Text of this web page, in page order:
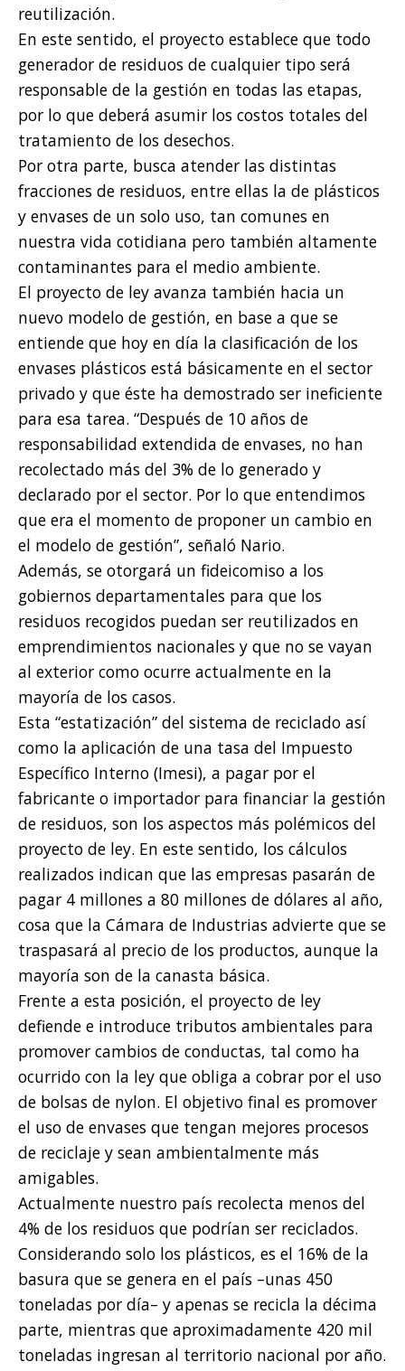
reutilización.
En este sentido, el proyecto establece que todo
generador de residuos de cualquier tipo será
responsable de la gestión en todas las etapas,
por lo que deberá asumir los costos totales del
tratamiento de los desechos.
Por otra parte, busca atender las distintas
fracciones de residuos, entre ellas la de plásticos
y envases de un solo uso, tan comunes en
nuestra vida cotidiana pero también altamente
contaminantes para el medio ambiente.
El proyecto de ley avanza también hacia un
nuevo modelo de gestión, en base a que se
entiende que hoy en día la clasificación de los
envases plásticos está básicamente en el sector
privado y que éste ha demostrado ser ineficiente
para esa tarea. “Después de 10 años de
responsabilidad extendida de envases, no han
recolectado más del 3% de lo generado y
declarado por el sector. Por lo que entendimos
que era el momento de proponer un cambio en
el modelo de gestión”, señaló Nario.
Además, se otorgará un fideicomiso a los
gobiernos departamentales para que los
residuos recogidos puedan ser reutilizados en
emprendimientos nacionales y que no se vayan
al exterior como ocurre actualmente en la
mayoría de los casos.
Esta “estatización” del sistema de reciclado así
como la aplicación de una tasa del Impuesto
Específico Interno (Imesi), a pagar por el
fabricante o importador para financiar la gestión
de residuos, son los aspectos más polémicos del
proyecto de ley. En este sentido, los cálculos
realizados indican que las empresas pasarán de
pagar 4 millones a 80 millones de dólares al año,
cosa que la Cámara de Industrias advierte que se
traspasará al precio de los productos, aunque la
mayoría son de la canasta básica.
Frente a esta posición, el proyecto de ley
defiende e introduce tributos ambientales para
promover cambios de conductas, tal como ha
ocurrido con la ley que obliga a cobrar por el uso
de bolsas de nylon. El objetivo final es promover
el uso de envases que tengan mejores procesos
de reciclaje y sean ambientalmente más
amigables.
Actualmente nuestro país recolecta menos del
4% de los residuos que podrían ser reciclados.
Considerando solo los plásticos, es el 16% de la
basura que se genera en el país –unas 450
toneladas por día– y apenas se recicla la décima
parte, mientras que aproximadamente 420 mil
toneladas ingresan al territorio nacional por año.